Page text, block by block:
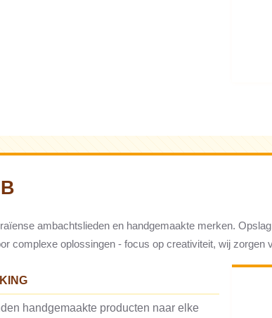
ambachtslieden en handgemaakte merken.
complexe oplossingen - focus op creativiteit, wij zorgen
handgemaakte producten naar elke